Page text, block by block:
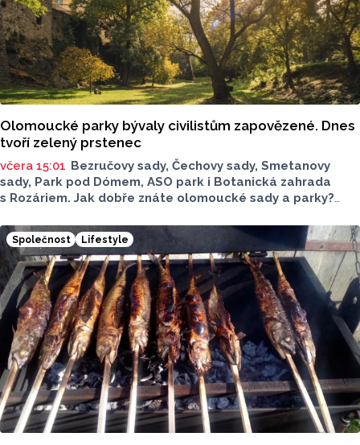
Olomoucké parky bývaly civilistům zapovězené. Dnes
tvoří zelený prstenec
včera 15:01 Bezručovy sady, Čechovy sady, Smetanovy
sady, Park pod Dómem, ASO park i Botanická zahrada
s Rozáriem. Jak dobře znáte olomoucké sady a parky?
které v nich jsou. Vždy tomu tak ale nebylo.
Společnost Lifestyle